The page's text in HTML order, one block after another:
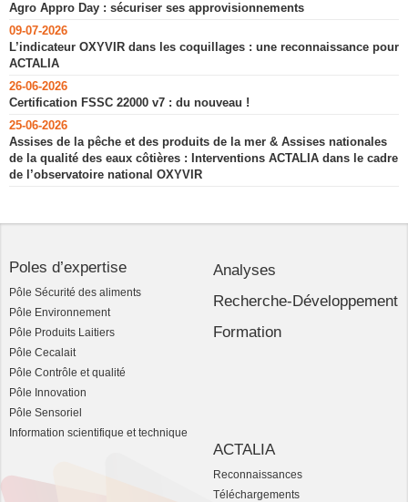
Agro Appro Day : sécuriser ses approvisionnements
09-07-2026
L’indicateur OXYVIR dans les coquillages : une reconnaissance pour
ACTALIA
26-06-2026
Certification FSSC 22000 v7 : du nouveau !
25-06-2026
Assises de la pêche et des produits de la mer & Assises nationales
de la qualité des eaux côtières : Interventions ACTALIA dans le cadre
de l’observatoire national OXYVIR
Poles d’expertise
Pôle Sécurité des aliments
Pôle Environnement
Pôle Produits Laitiers
Pôle Cecalait
Pôle Contrôle et qualité
Pôle Innovation
Pôle Sensoriel
Information scientifique et technique
Analyses
Recherche-Développement
Formation
ACTALIA
Reconnaissances
Téléchargements